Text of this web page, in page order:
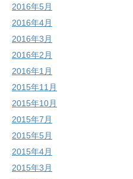
2016年5月
2016年4月
2016年3月
2016年2月
2016年1月
2015年11月
2015年10月
2015年7月
2015年5月
2015年4月
2015年3月